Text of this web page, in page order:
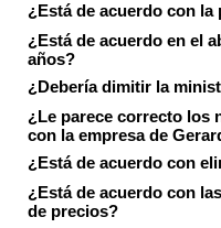
¿Está de acuerdo con
¿Está de acuerdo en el
años?
¿Debería dimitir la
¿Le parece correcto los
con la empresa de
¿Está de acuerdo con
¿Está de acuerdo con
de precios?